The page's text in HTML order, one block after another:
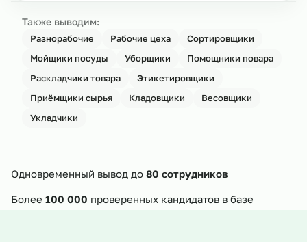
Также выводим:
Разнорабочие Рабочие цеха
Сортировщики
Мойщики посуды
Уборщики
Помощники повара
Раскладчики товара
Этикетировщики
Приёмщики сырья
Кладовщики
Весовщики
Укладчики
Одновременный вывод до 80 сотрудников
Более 100 000 проверенных кандидатов в базе